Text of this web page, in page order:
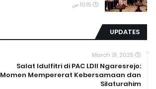
10:15 ص
UPDATES
March 31, 2025
Salat Idulfitri di PAC LDII Ngaresrejo:
Momen Mempererat Kebersamaan dan
Silaturahim